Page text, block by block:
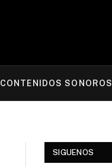
CONTENIDOS SONOROS
SIGUENOS